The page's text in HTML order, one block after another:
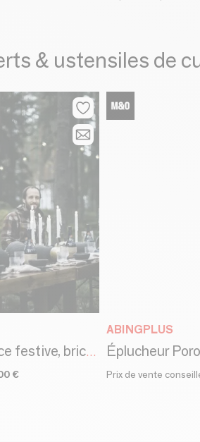
& ustensiles de
FESTIF — Ambiance festive, bricolage facile et recettes délicieuses
€
ABINGPLUS
Prix de vente